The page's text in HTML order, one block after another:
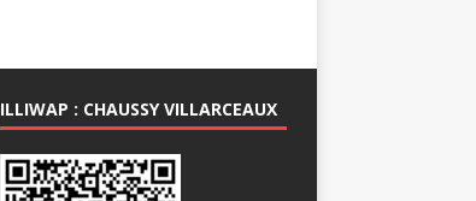
ILLIWAP : CHAUSSY VILLARCEAUX